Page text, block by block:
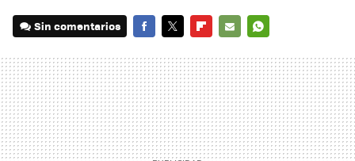
Sin comentarios
MAIL